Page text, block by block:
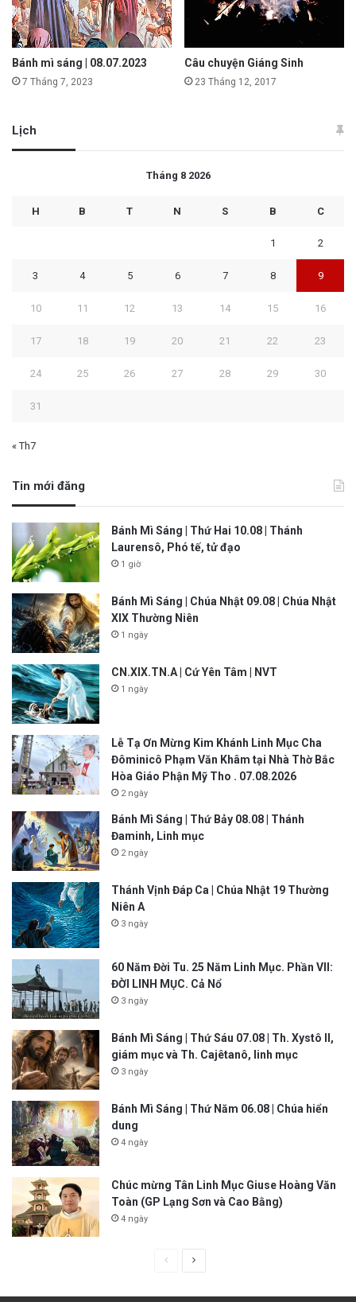
Bánh mì sáng | 08.07.2023
7 Tháng 7, 2023
Câu chuyện Giáng Sinh
23 Tháng 12, 2017
Lịch
Tháng 8 2026
H B T N S B C
1 2
3 4 5 6 7 8 9
10 11 12 13 14 15 16
17 18 19 20 21 22 23
24 25 26 27 28 29 30
31
« Th7
Tin mới đăng
Bánh Mì Sáng | Thứ Hai 10.08 | Thánh
Laurensô, Phó tế, tử đạo
1 giờ
Bánh Mì Sáng | Chúa Nhật 09.08 | Chúa Nhật
XIX Thường Niên
1 ngày
CN.XIX.TN.A | Cứ Yên Tâm | NVT
1 ngày
Lễ Tạ Ơn Mừng Kim Khánh Linh Mục Cha
Đôminicô Phạm Văn Khâm tại Nhà Thờ Bắc
Hòa Giáo Phận Mỹ Tho . 07.08.2026
2 ngày
Bánh Mì Sáng | Thứ Bảy 08.08 | Thánh
Đaminh, Linh mục
2 ngày
Thánh Vịnh Đáp Ca | Chúa Nhật 19 Thường
Niên A
3 ngày
60 Năm Đời Tu. 25 Năm Linh Mục. Phần VII:
ĐỜI LINH MỤC. Cả Nổ
3 ngày
Bánh Mì Sáng | Thứ Sáu 07.08 | Th. Xystô II,
giám mục và Th. Cajêtanô, linh mục
3 ngày
Bánh Mì Sáng | Thứ Năm 06.08 | Chúa hiển
dung
4 ngày
Chúc mừng Tân Linh Mục Giuse Hoàng Văn
Toàn (GP Lạng Sơn và Cao Bằng)
4 ngày